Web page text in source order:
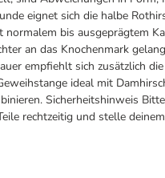
eignet sich die halbe
bis ausgeprägtem
an das Knochenmark
empfiehlt sich zusätzlich
ideal mit
Sicherheitshinweis
rechtzeitig und stelle